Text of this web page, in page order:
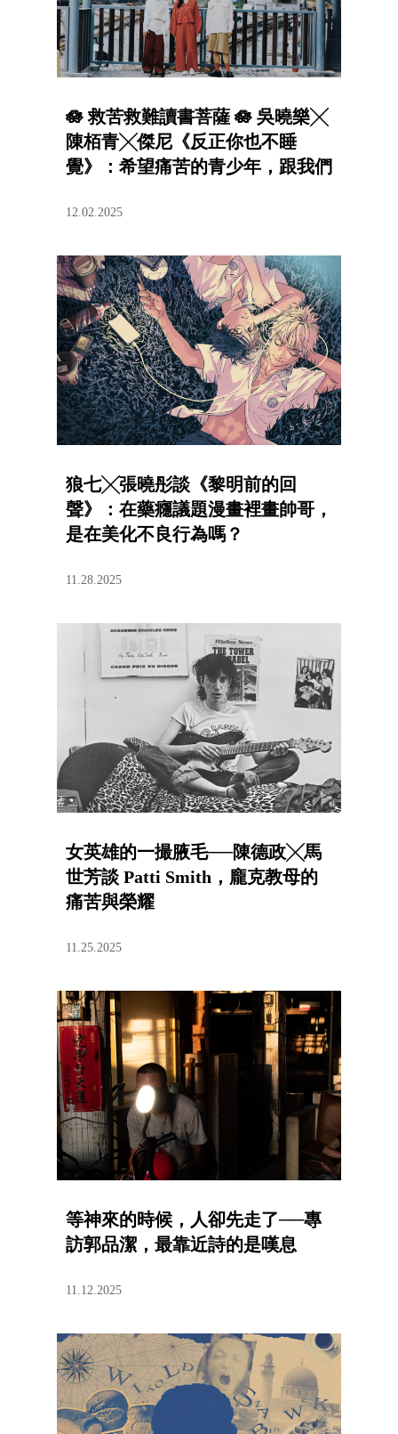
🪷 救苦救難讀書菩薩 🪷 吳曉樂╳
陳栢青╳傑尼《反正你也不睡
覺》：希望痛苦的青少年，跟我們
12.02.2025
狼七╳張曉彤談《黎明前的回
聲》：在藥癮議題漫畫裡畫帥哥，
是在美化不良行為嗎？
11.28.2025
女英雄的一撮腋毛──陳德政╳馬
世芳談 Patti Smith，龐克教母的
痛苦與榮耀
11.25.2025
等神來的時候，人卻先走了──專
訪郭品潔，最靠近詩的是嘆息
11.12.2025